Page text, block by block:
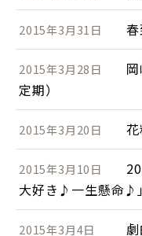
2015年3月31日 春
2015年3月28日
定期）
2015年3月20日
2015年3月10日
大好き♪一生懸命♪」
2015年3月4日